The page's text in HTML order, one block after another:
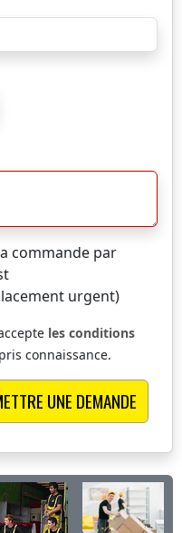
commande par
urgent)
les conditions
connaissance.